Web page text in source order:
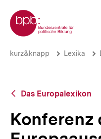
zum
Seiteninhalt
springen
Zur Startseite der bpb
Konferenz
Brotkrümelnavigation
kurz&knapp Lexika
Zurück
Übersicht
Das Europalexikon
Konferenz